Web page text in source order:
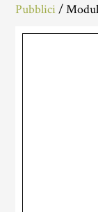
Pubblici/